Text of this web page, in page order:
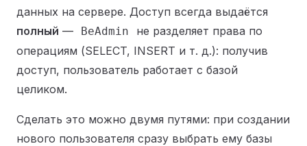
данных на сервере. Доступ всегда выдаётся
полный — BeAdmin
не разделяет права по
операциям (SELECT, INSERT и т. д.): получив
доступ, пользователь работает с базой
целиком.
Сделать это можно двумя путями: при создании
нового пользователя сразу выбрать ему базы